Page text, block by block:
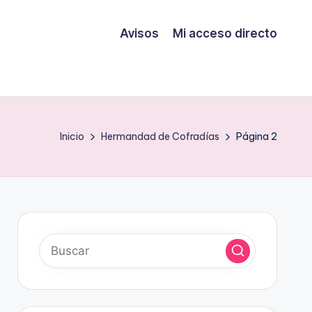
Avisos Mi acceso directo
Inicio Hermandad de Cofradías Página 2